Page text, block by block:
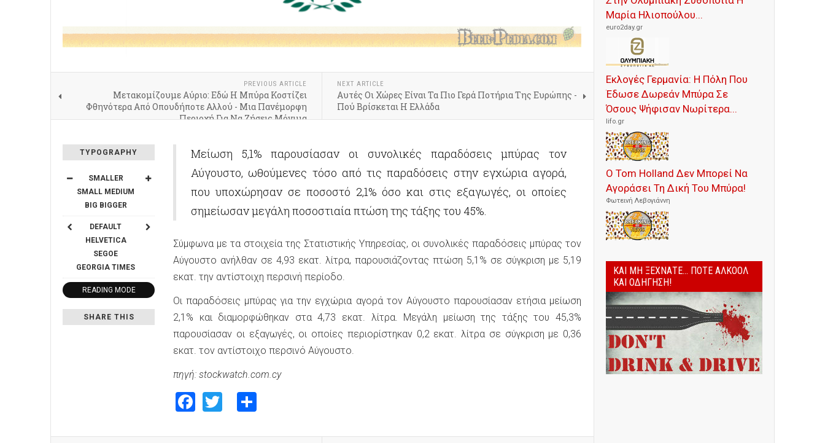
PREVIOUS ARTICLE
Μετακομίζουμε Αύριο: Εδώ Η Μπύρα Κοστίζει
Φθηνότερα Από Οπουδήποτε Αλλού - Μια Πανέμορφη
Περιοχή Για Να Ζήσεις Μόνιμα
NEXT ARTICLE
Αυτές Οι Χώρες Είναι Τα Πιο Γερά Ποτήρια Της Ευρώπης -
Πού Βρίσκεται Η Ελλάδα
TYPOGRAPHY
SMALLER
SMALL MEDIUM
BIG BIGGER
DEFAULT
HELVETICA
SEGOE
GEORGIA TIMES
READING MODE
SHARE THIS
Μείωση 5,1% παρουσίασαν οι συνολικές παραδόσεις μπύρας τον
Αύγουστο, ωθούμενες τόσο από τις παραδόσεις στην εγχώρια αγορά,
που υποχώρησαν σε ποσοστό 2,1% όσο και στις εξαγωγές, οι οποίες
σημείωσαν μεγάλη ποσοστιαία πτώση της τάξης του 45%.
Σύμφωνα με τα στοιχεία της Στατιστικής Υπηρεσίας, οι συνολικές παραδόσεις μπύρας τον
Αύγουστο ανήλθαν σε 4,93 εκατ. λίτρα, παρουσιάζοντας πτώση 5,1% σε σύγκριση με 5,19
εκατ. την αντίστοιχη περσινή περίοδο.
Οι παραδόσεις μπύρας για την εγχώρια αγορά τον Αύγουστο παρουσίασαν ετήσια μείωση
2,1% και διαμορφώθηκαν στα 4,73 εκατ. λίτρα. Μεγάλη μείωση της τάξης του 45,3%
παρουσίασαν οι εξαγωγές, οι οποίες περιορίστηκαν 0,2 εκατ. λίτρα σε σύγκριση με 0,36
εκατ. τον αντίστοιχο περσινό Αύγουστο.
πηγή: stockwatch.com.cy
Facebook
Twitter
Μαρία Ηλιοπούλου...
euro2day.gr
Εκλογές Γερμανία: Η Πόλη Που
Έδωσε Δωρεάν Μπύρα Σε
Όσους Ψήφισαν Νωρίτερα...
lifo.gr
Ο Tom Holland Δεν Μπορεί Να
Αγοράσει Τη Δική Του Μπύρα!
Φωτεινή Λεβογιάννη
ΚΑΙ ΜΗ ΞΕΧΝΆΤΕ... ΠΟΤΈ ΑΛΚΟΌΛ
ΚΑΙ ΟΔΉΓΗΣΗ!